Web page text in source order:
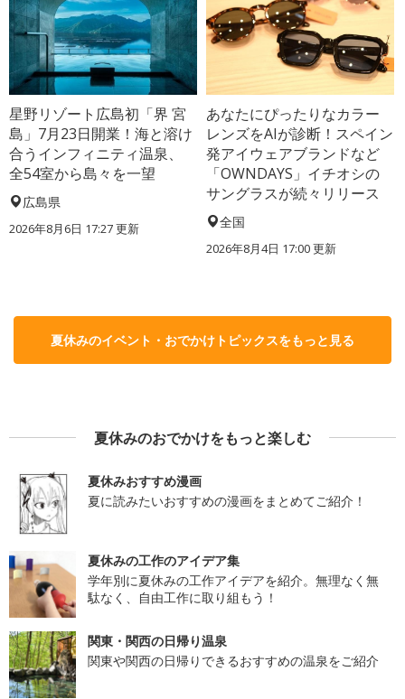
星野リゾート広島初「界 宮
島」7月23日開業！海と溶け
合うインフィニティ温泉、
全54室から島々を一望
広島県
2026年8月6日 17:27更新
あなたにぴったりなカラー
レンズをAIが診断！スペイン
発アイウェアブランドなど
「OWNDAYS」イチオシの
サングラスが続々リリース
全国
2026年8月4日 17:00更新
夏休みのイベント・おでかけトピックスをもっと見る
夏休みのおでかけをもっと楽しむ
夏休みおすすめ漫画
夏に読みたいおすすめの漫画をまとめてご紹介！
夏休みの工作のアイデア集
学年別に夏休みの工作アイデアを紹介。無理なく無
駄なく、自由工作に取り組もう！
関東・関西の日帰り温泉
関東や関西の日帰りできるおすすめの温泉をご紹介